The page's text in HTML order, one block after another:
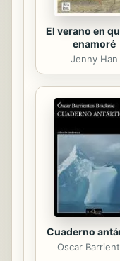
El verano en
enamoré
Jenny Han
Cuaderno
Oscar